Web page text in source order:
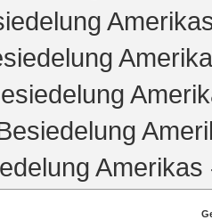
Amerikas